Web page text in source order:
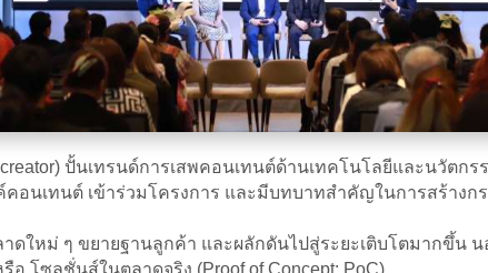
ปั้นเทรนด์การเสพคอนเทนต์ด้านเทคโนโลยีและนวัต
อนเทนต์ เข้าร่วมโครงการ และมีบทบาทสำคัญในการสร้าง
ดใหม่ ๆ ขยายฐานลูกค้า และผลักดันไปสู่ระยะเติบโตมากขึ้น
โซลูชั่นส์ในตลาดจริง (Proof of Concept: PoC)